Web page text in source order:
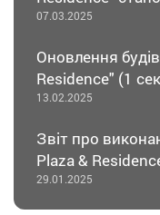
07.03.2025
Оновлення
Residence" (1
13.02.2025
Звіт про
Plaza &
29.01.2025